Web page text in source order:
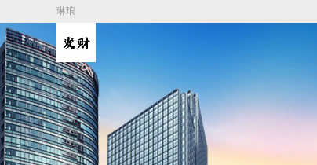
琳琅